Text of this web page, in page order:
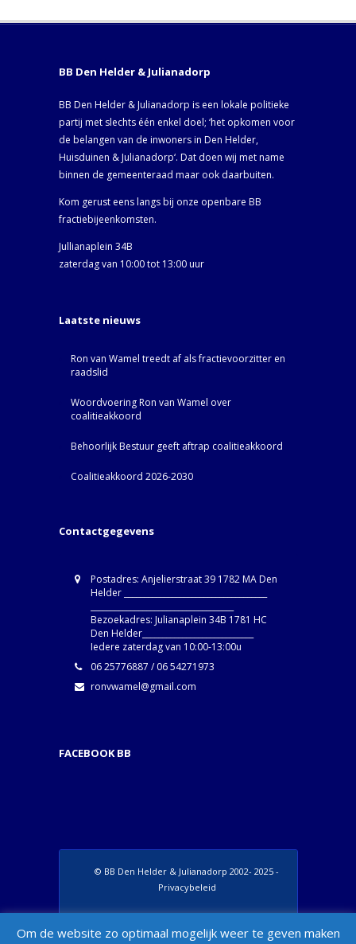
BB Den Helder & Julianadorp
BB Den Helder & Julianadorp is een lokale politieke
partij met slechts één enkel doel; ‘het opkomen voor
de belangen van de inwoners in Den Helder,
Huisduinen & Julianadorp‘. Dat doen wij met name
binnen de gemeenteraad maar ook daarbuiten.
Kom gerust eens langs bij onze openbare BB
fractiebijeenkomsten.
Jullianaplein 34B
zaterdag van 10:00 tot 13:00 uur
Laatste nieuws
Ron van Wamel treedt af als fractievoorzitter en
raadslid
Woordvoering Ron van Wamel over
coalitieakkoord
Behoorlijk Bestuur geeft aftrap coalitieakkoord
Coalitieakkoord 2026-2030
Contactgegevens
Postadres: Anjelierstraat 39 1782 MA Den
Helder ____________________________________
Bezoekadres: Julianaplein 34B 1781 HC
Den Helder____________________________
Iedere zaterdag van 10:00-13:00u
06 25776887 / 06 54271973
ronvwamel@gmail.com
FACEBOOK BB
© BB Den Helder & Julianadorp 2002- 2025 -
Privacybeleid
Om de website zo optimaal mogelijk weer te geven maken